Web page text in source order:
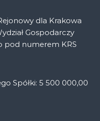
dla Krakowa
Gospodarczy
pod numerem KRS
Spółki: 5 500 000,00